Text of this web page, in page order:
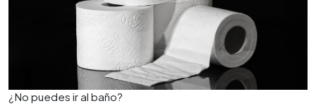
¿No puedes ir al baño?